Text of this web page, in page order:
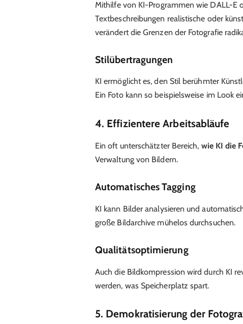
Mithilfe von KI-Programmen wie DALL-E
Textbeschreibungen realistische oder
verändert die Grenzen der Fotografie
Stilübertragungen
KI ermöglicht es, den Stil berühmter
Ein Foto kann so beispielsweise im Look
4. Effizientere Arbeitsabläufe
Ein oft unterschätzter Bereich, wie KI die
Verwaltung von Bildern.
Automatisches Tagging
KI kann Bilder analysieren und
große Bildarchive mühelos durchsuchen.
Qualitätsoptimierung
Auch die Bildkompression wird durch KI
werden, was Speicherplatz spart.
5. Demokratisierung der